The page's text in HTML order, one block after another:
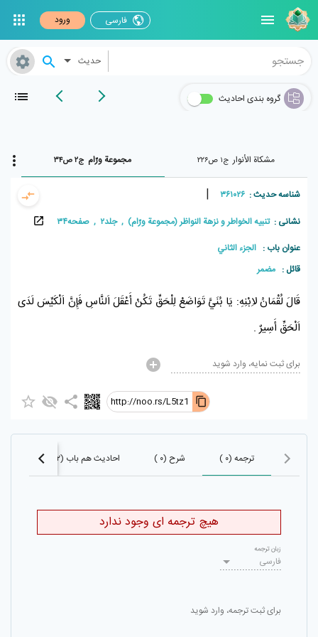
فارسی ورود
حدیث
گروه بندی احادیث
مشکاة الأنوار ج۱ ص۲۲۶ مجموعة ورّام ج۲ ص۳۴
شناسه حدیث : ۳۶۱۰۲۶ |
نشانی :تنبيه الخواطر و نزهة النواظر (مجموعة ورّام) , جلد۲ , صفحه۳۴
عنوان باب : الجزء الثاني
قائل : مضمر
قَالَ لُقْمَانُلاِبْنِهِ: يَا بُنَيَّ تَوَاضَعْ لِلْحَقِّ تَكُنْ أَعْقَلَ اَلنَّاسِ فَإِنَّ اَلْكَيِّسَ لَدَى
اَلْحَقِّ أَسِيرٌ .
برای ثبت نمایه، وارد شوید
http://noo.rs/L5tz1
ترجمه (۰ ) شرح (۰ ) احادیث هم باب (۱۶۰۲)
هیچ ترجمه ای وجود ندارد
فارسی
زبان ترجمه
برای ثبت ترجمه، وارد شوید